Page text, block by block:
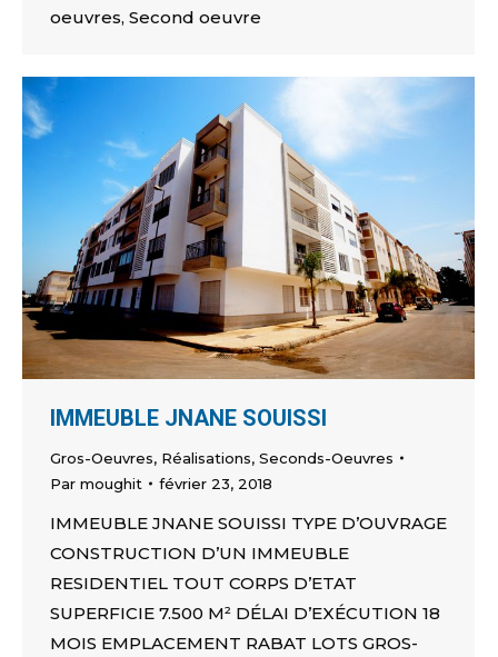
oeuvres, Second oeuvre
IMMEUBLE JNANE SOUISSI
Gros-Oeuvres, Réalisations, Seconds-Oeuvres
Par moughit février 23, 2018
IMMEUBLE JNANE SOUISSI TYPE D’OUVRAGE
CONSTRUCTION D’UN IMMEUBLE
RESIDENTIEL TOUT CORPS D’ETAT
SUPERFICIE 7.500 M² DÉLAI D’EXÉCUTION 18
MOIS EMPLACEMENT RABAT LOTS GROS-